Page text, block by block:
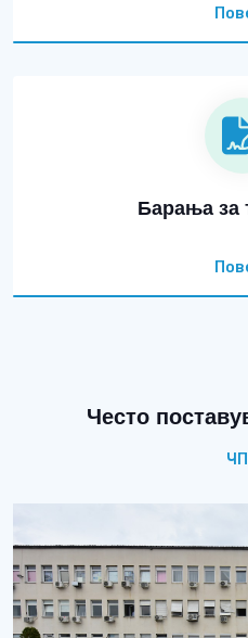
Барања за
Често